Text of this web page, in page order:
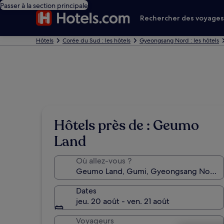
Passer à la section principale
Rechercher des voyages
Hôtels Corée du Sud : les hôtels Gyeongsang Nord : les hôtels
Hôtels près de : Geumo
Land
Où allez-vous ?
Dates
jeu. 20 août - ven. 21 août
Voyageurs